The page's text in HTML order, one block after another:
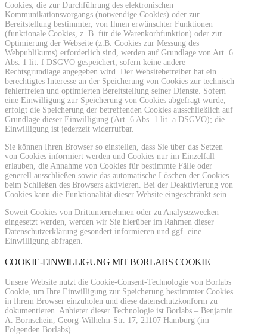
Cookies, die zur Durchführung des elektronischen
Kommunikationsvorgangs (notwendige Cookies) oder zur
Bereitstellung bestimmter, von Ihnen erwünschter Funktionen
(funktionale Cookies, z. B. für die Warenkorbfunktion) oder zur
Optimierung der Webseite (z.B. Cookies zur Messung des
Webpublikums) erforderlich sind, werden auf Grundlage von Art. 6
Abs. 1 lit. f DSGVO gespeichert, sofern keine andere
Rechtsgrundlage angegeben wird. Der Websitebetreiber hat ein
berechtigtes Interesse an der Speicherung von Cookies zur technisch
fehlerfreien und optimierten Bereitstellung seiner Dienste. Sofern
eine Einwilligung zur Speicherung von Cookies abgefragt wurde,
erfolgt die Speicherung der betreffenden Cookies ausschließlich auf
Grundlage dieser Einwilligung (Art. 6 Abs. 1 lit. a DSGVO); die
Einwilligung ist jederzeit widerrufbar.
Sie können Ihren Browser so einstellen, dass Sie über das Setzen
von Cookies informiert werden und Cookies nur im Einzelfall
erlauben, die Annahme von Cookies für bestimmte Fälle oder
generell ausschließen sowie das automatische Löschen der Cookies
beim Schließen des Browsers aktivieren. Bei der Deaktivierung von
Cookies kann die Funktionalität dieser Website eingeschränkt sein.
Soweit Cookies von Drittunternehmen oder zu Analysezwecken
eingesetzt werden, werden wir Sie hierüber im Rahmen dieser
Datenschutzerklärung gesondert informieren und ggf. eine
Einwilligung abfragen.
COOKIE-EINWILLIGUNG MIT BORLABS COOKIE
Unsere Website nutzt die Cookie-Consent-Technologie von Borlabs
Cookie, um Ihre Einwilligung zur Speicherung bestimmter Cookies
in Ihrem Browser einzuholen und diese datenschutzkonform zu
dokumentieren. Anbieter dieser Technologie ist Borlabs – Benjamin
A. Bornschein, Georg-Wilhelm-Str. 17, 21107 Hamburg (im
Folgenden Borlabs).